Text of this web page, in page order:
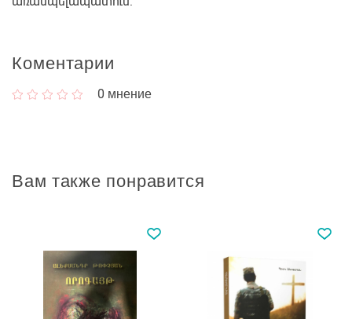
Коментарии
0 мнение
Вам также понравится